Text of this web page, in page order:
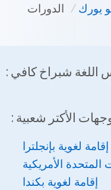
يورك / الدورات
اللغة شبراخ كافي :
الأكتر شعبية :
إقامة لغوية بإنجلترا
المتحدة الأمريكية
إقامة لغوية بكندا